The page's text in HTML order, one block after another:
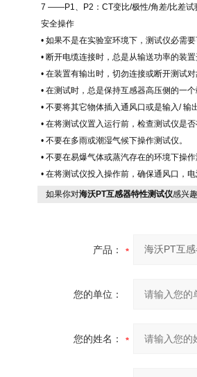
7 ——P1、P2：CT变比/极性/角差/比差试
安全操作
• 如果不是在实验室环境下，测试仪必需
• 断开电缆连接时，总是从输送功率的装
• 在装置有输出时，切勿连接或断开测试
• 在测试时，总是保持互感器高压侧的一
• 不要将其它物体插入通风口或是输入/ 输
• 在将测试仪置入运行前，检查测试仪是
• 不要在多雨或潮湿气候下操作测试仪。
• 不要在易爆气体或蒸汽存在的环境下操
• 在将测试仪投入操作前，确保通风口，
如果你对海沃PT互感器特性测试仪感兴
产品：
您的单位：
您的姓名：